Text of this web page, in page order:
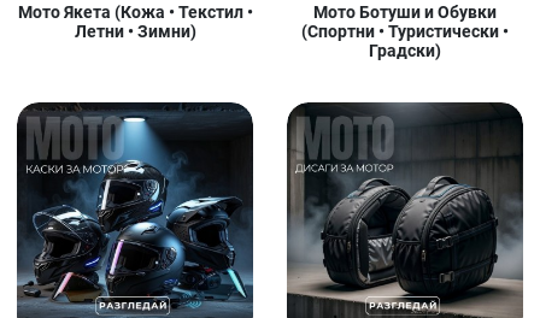
Мото Якета (Кожа • Текстил •
Летни • Зимни)
Мото Ботуши и Обувки
(Спортни • Туристически •
Градски)